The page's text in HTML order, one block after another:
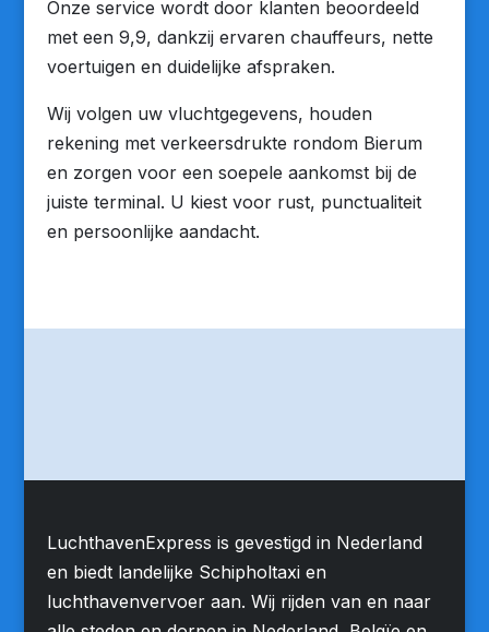
Onze service wordt door klanten beoordeeld
met een 9,9, dankzij ervaren chauffeurs, nette
voertuigen en duidelijke afspraken.
Wij volgen uw vluchtgegevens, houden
rekening met verkeersdrukte rondom Bierum
en zorgen voor een soepele aankomst bij de
juiste terminal. U kiest voor rust, punctualiteit
en persoonlijke aandacht.
LuchthavenExpress is gevestigd in Nederland
en biedt landelijke Schipholtaxi en
luchthavenvervoer aan. Wij rijden van en naar